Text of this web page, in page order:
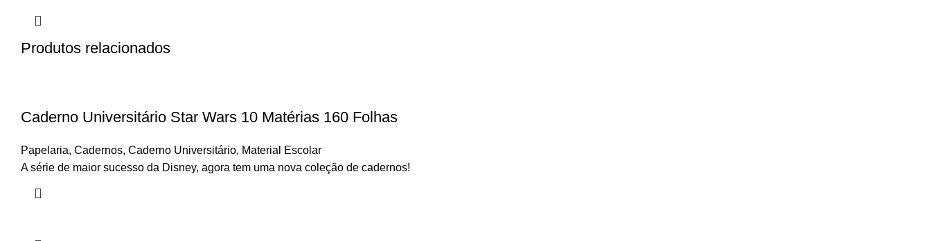
Produtos relacionados
Caderno Universitário Star Wars 10 Matérias 160 Folhas
Papelaria, Cadernos, Caderno Universitário, Material Escolar
A série de maior sucesso da Disney, agora tem uma nova coleção de cadernos!